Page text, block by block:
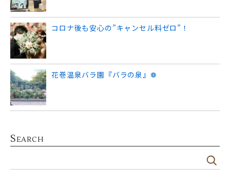
コロナ後も安心の”キャンセル料ゼロ”！
花巻温泉バラ園『バラの泉』❁
SEARCH